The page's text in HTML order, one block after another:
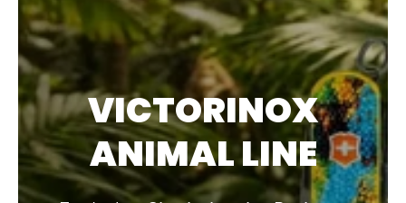
VICTORINOX
ANIMAL LINE